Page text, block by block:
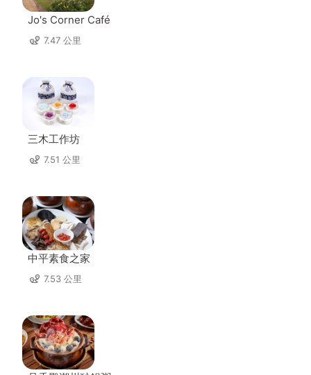
Jo's Corner Café
7.47 公里
三木工作坊
7.51 公里
中平素食之家
7.53 公里